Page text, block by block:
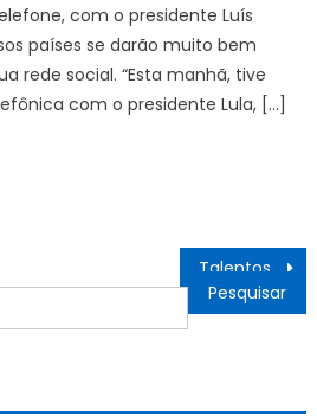
com o presidente Luís
países se darão muito bem
rede social. “Esta manhã, tive
com o presidente Lula, […]